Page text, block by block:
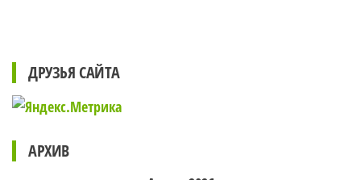
ДРУЗЬЯ САЙТА
АРХИВ